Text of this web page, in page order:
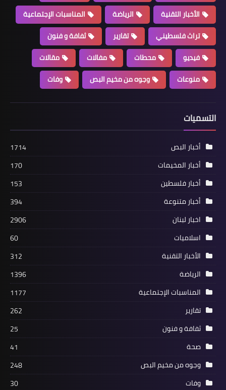
أخبار البص
ناشط ومنتدى الاعلاميين ينظمان ورشة
عمل "التعبير من خلال السينما "
مقالات
الدكتور عوض الكتابة للآخر هي الاهم في
ورشة عمل التعبير من خلال السينما
الأخبار التقنية
الرياضة
المناسبات الإجتماعية
تراث فلسطيني
تقارير
ثفافة و فنون
فيديو
محطات مفالات
مقالات
منوعات
وجوه من مخيم البص وفات
التسميات
أخبار البص
1714
أخبار المخيمات
170
أخبار فلسطين
153
أخبار متنوعة
394
اخبار لبنان
2906
اسلاميات
60
الأخبار التقنية
312
الرياضة
1396
المناسبات الإجتماعية
1177
تقارير
262
ثفافة و فنون
25
صحة
41
وجوه من مخيم البص
248
وفات
30